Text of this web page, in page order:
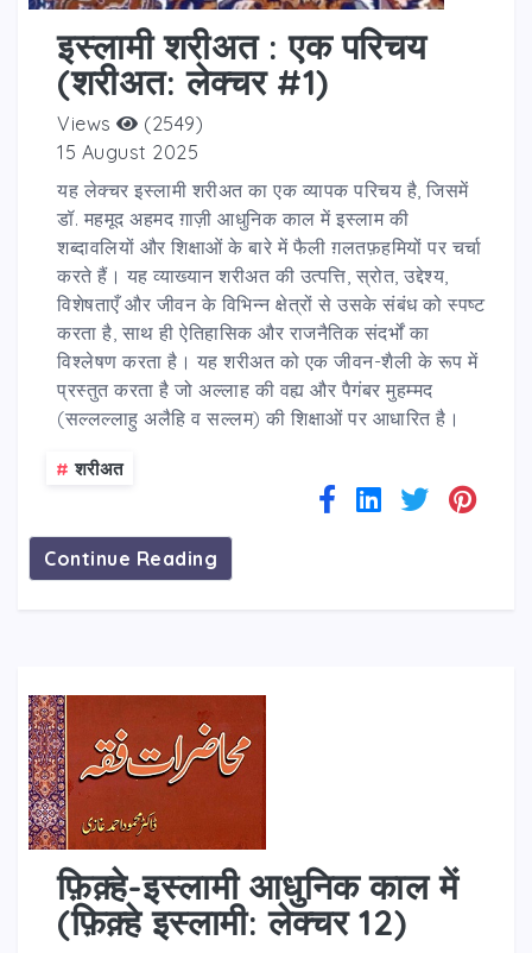
इस्लामी शरीअत : एक परिचय
(शरीअत: लेक्चर #1)
Views
(2549)
15 August 2025
यह लेक्चर इस्लामी शरीअत का एक व्यापक परिचय है, जिसमें
डॉ. महमूद अहमद ग़ाज़ी आधुनिक काल में इस्लाम की
शब्दावलियों और शिक्षाओं के बारे में फैली ग़लतफ़हमियों पर चर्चा
करते हैं। यह व्याख्यान शरीअत की उत्पत्ति, स्रोत, उद्देश्य,
विशेषताएँ और जीवन के विभिन्न क्षेत्रों से उसके संबंध को स्पष्ट
करता है, साथ ही ऐतिहासिक और राजनैतिक संदर्भों का
विश्लेषण करता है। यह शरीअत को एक जीवन-शैली के रूप में
प्रस्तुत करता है जो अल्लाह की वह्य और पैगंबर मुहम्मद
(सल्लल्लाहु अलैहि व सल्लम) की शिक्षाओं पर आधारित है।
# शरीअत
Continue Reading
फ़िक़्हे-इस्लामी आधुनिक काल में
(फ़िक़्हे इस्लामी: लेक्चर 12)